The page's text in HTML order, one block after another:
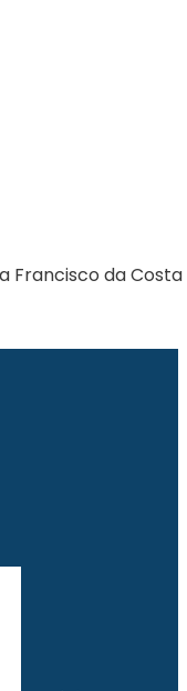
Francisco da Costa